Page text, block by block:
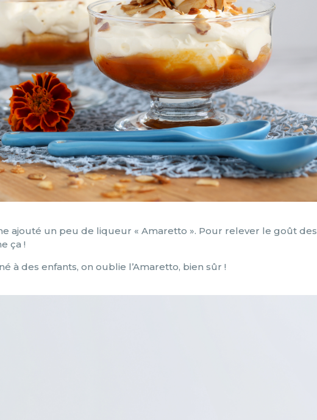
ajouté un peu de liqueur « Amaretto ». Pour relever le goût des
ça !
à des enfants, on oublie l’Amaretto, bien sûr !